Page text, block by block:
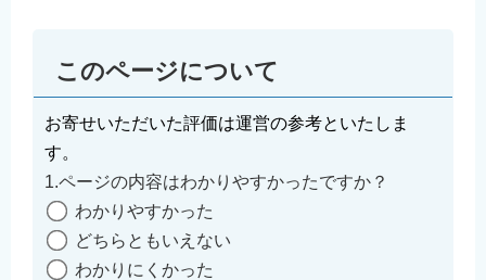
このページについて
お寄せいただいた評価は運営の参考といたしま
す。
1.ページの内容はわかりやすかったですか？
わかりやすかった
どちらともいえない
わかりにくかった